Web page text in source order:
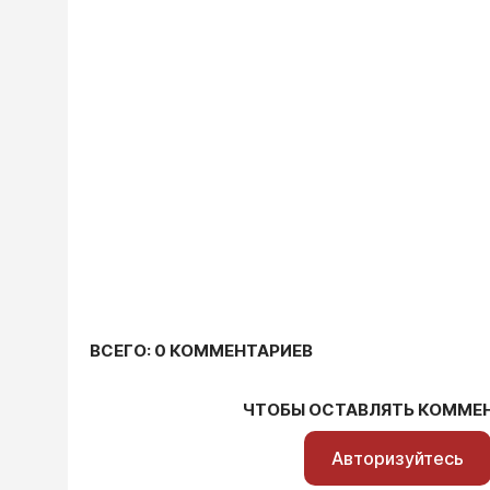
ВСЕГО: 0 КОММЕНТАРИЕВ
ЧТОБЫ ОСТАВЛЯТЬ
Авторизуйтесь